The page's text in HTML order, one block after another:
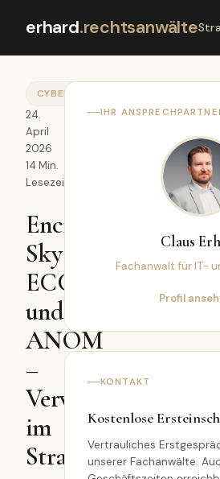
erhard.rechtsanwälte
CYBERCRIME
24.
April
2026
14 Min.
Lesezeit
EncroChat,
Sky
ECC
und
ANOM
–
Verwertbarkeit
im
Strafverfahren
IHR
Claus
Fachanwalt für IT-
Profil
KONTAKT
Kostenlose
Vertrauliches
unserer Fachanwälte.